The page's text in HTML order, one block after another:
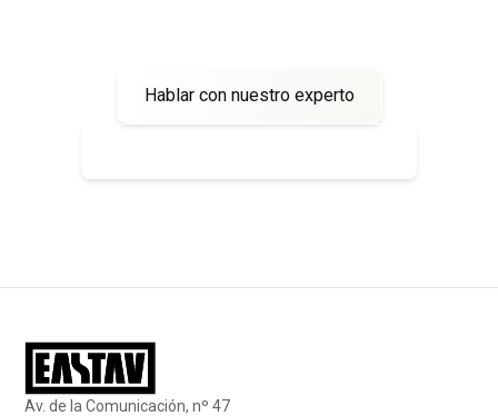
Hablar con nuestro experto
Av. de la Comunicación, nº 47